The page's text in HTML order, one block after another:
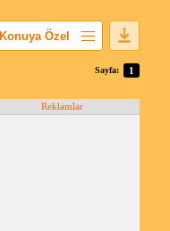
Konuya Özel
Popüler Mesajlar
Sayfa: 1
Reklamlar